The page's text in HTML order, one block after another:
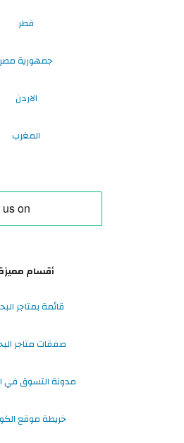
قطر
جمهورية مصر
الاردن
المغرب
أقسام
قائمة بمتاجر
صفقات متاجر
مدونة التسوق في
خريطة موقع